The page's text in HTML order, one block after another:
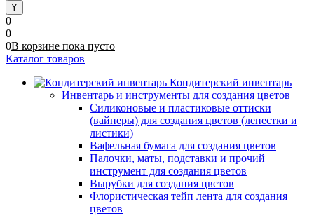
0
0
0В корзине пока пусто
Каталог товаров
Кондитерский инвентарь
Инвентарь и инструменты для создания цветов
Силиконовые и пластиковые оттиски
(вайнеры) для создания цветов (лепестки и
листики)
Вафельная бумага для создания цветов
Палочки, маты, подставки и прочий
инструмент для создания цветов
Вырубки для создания цветов
Флористическая тейп лента для создания
цветов